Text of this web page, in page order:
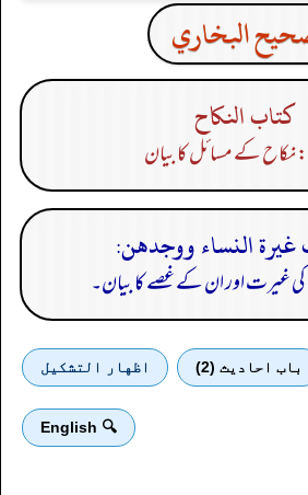
البخاري
كتاب النكاح
کے مسائل کا بیان
غیرت اور ان کے غصے کا بیان۔
باب احادیث (2) اظهار التشكيل
🔍 English